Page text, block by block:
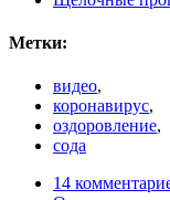
Метки:
видео,
коронавирус,
оздоровление,
сода
14